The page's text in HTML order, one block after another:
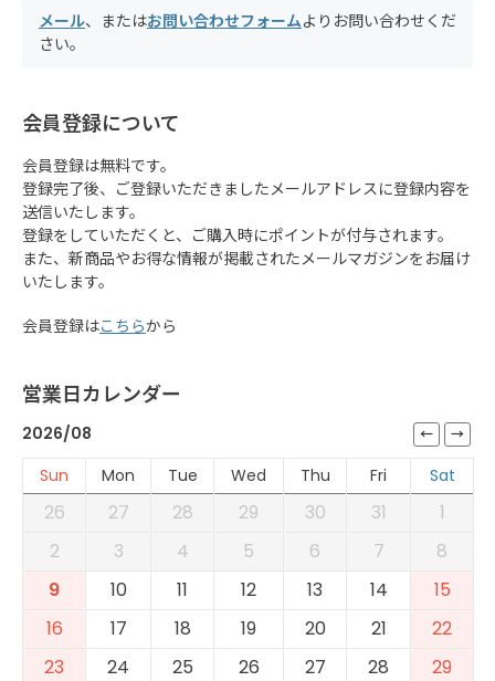
メール、またはお問い合わせフォームよりお問い合わせくだ
さい。
会員登録について
会員登録は無料です。
登録完了後、ご登録いただきましたメールアドレスに登録内容を
送信いたします。
登録をしていただくと、ご購入時にポイントが付与されます。
また、新商品やお得な情報が掲載されたメールマガジンをお届け
いたします。
会員登録はこちらから
営業日カレンダー
2026/08
Sun
Mon Tue Wed Thu Fri Sat
26 27 28 29 30 31
1
2
3 4 5 6 7
8
9
10 11 12 13 14
15
16
17 18 19 20 21
22
23
24 25 26 27 28
29